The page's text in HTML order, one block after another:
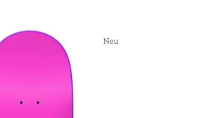
Neu